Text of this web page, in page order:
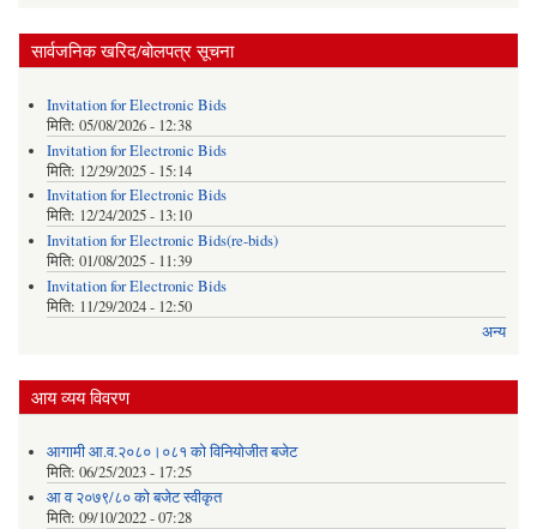
सार्वजनिक खरिद/बोलपत्र सूचना
Invitation for Electronic Bids
मिति: 05/08/2026 - 12:38
Invitation for Electronic Bids
मिति: 12/29/2025 - 15:14
Invitation for Electronic Bids
मिति: 12/24/2025 - 13:10
Invitation for Electronic Bids(re-bids)
मिति: 01/08/2025 - 11:39
Invitation for Electronic Bids
मिति: 11/29/2024 - 12:50
अन्य
आय व्यय विवरण
आगामी आ.व.२०८०।०८१ को विनियोजीत बजेट
मिति: 06/25/2023 - 17:25
आ व २०७९/८० को बजेट स्वीकृत
मिति: 09/10/2022 - 07:28